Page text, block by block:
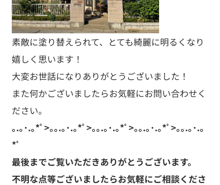
素敵に塗り替えられて、とても綺麗に明るくなり
嬉しく思います！
大変お世話になりありがとうございました！
また何かございましたらお気軽にお問い合わせく
ださい。
｡.｡･.｡*ﾟ>｡｡.｡･.｡*ﾟ>｡｡.｡･.｡*ﾟ>｡｡.｡･.｡*ﾟ>｡｡.｡･.｡
*ﾟ
最後までご覧いただきありがとうございます。
不明な点等ございましたらお気軽にご相談くださ